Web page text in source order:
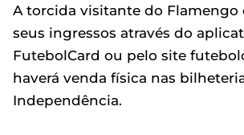
A torcida visitante do Flamengo
seus ingressos através do
FutebolCard ou pelo site
haverá venda física nas
Independência.